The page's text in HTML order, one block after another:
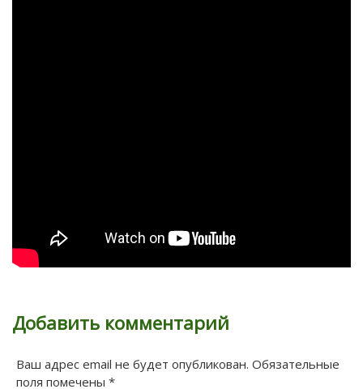
Добавить комментарий
Ваш адрес email не будет опубликован. Обязательные
поля помечены *